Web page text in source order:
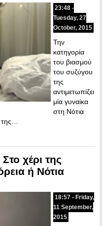
23:48 -
Tuesday, 27
October, 2015
Την
κατηγορία
του βιασμού
του συζύγου
της
αντιμετωπίζει
μία γυναίκα
στη Νότια
χέρι της
ή Νότια
18:57 - Friday,
11 September,
2015